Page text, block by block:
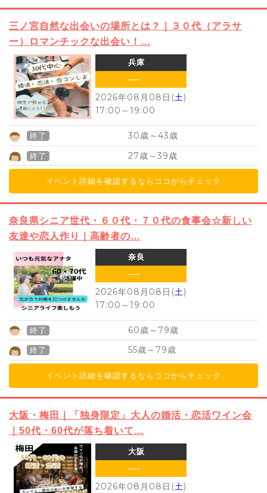
三ノ宮自然な出会いの場所とは？｜３０代（アラサ
ー）ロマンチックな出会い！…
兵庫
----
2026年08月08日(土)
17:00 ～ 19:00
終了 30歳～ 43歳
終了 27歳～ 39歳
イベント詳細を確認するならココからチェック
奈良県シニア世代・６０代・７０代の食事会☆新しい
友達や恋人作り｜高齢者の…
奈良
----
2026年08月08日(土)
17:00 ～ 19:00
終了 60歳～ 79歳
終了 55歳～ 79歳
イベント詳細を確認するならココからチェック
大阪・梅田｜「独身限定」大人の婚活・恋活ワイン会
｜50代・60代が落ち着いて…
大阪
----
2026年08月08日(土)